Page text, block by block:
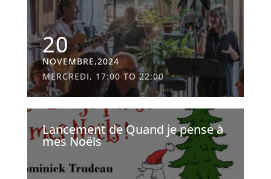
20
NOVEMBRE,2024
MERCREDI, 17:00 TO 22:00
Lancement de Quand je pense à
mes Noëls